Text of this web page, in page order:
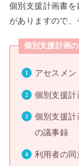
個別支援計画書
がありますので
個別支援計画
アセスメ
個別支援
個別支援
の議事録
利用者の同